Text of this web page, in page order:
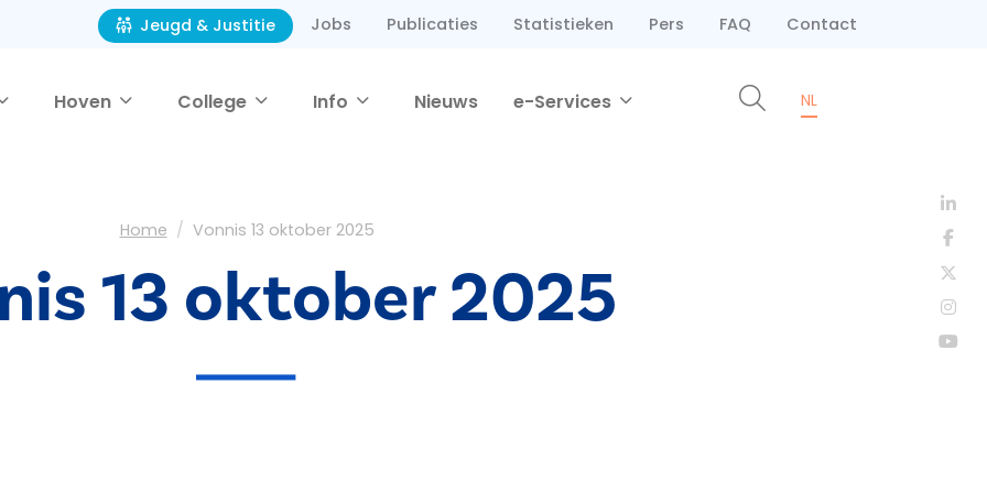
Jeugd & Justitie Jobs Publicaties Statistieken Pers FAQ Contact
Hoven College Info Nieuws e-Services NL
Home Vonnis 13 oktober 2025
13 oktober 2025